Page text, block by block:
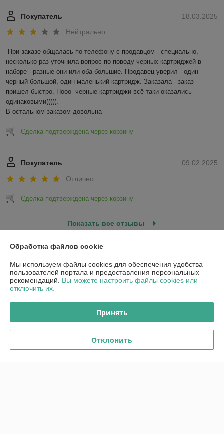
18.03.2025
Покупатель
Нейтрально
При заказе общалась по телефону с продавцом - специально,
несколько раз уточнила вопрос по поводу черных картриджей в
наборе - разные они или оба большие. Продавец уверил - один
черный большой, один маленький картридж. Заказала - заказ
пришел быстро. Нооо- черные картриджи всё-таки оказались
одинаковыми(((((.
В остальном заказом довольна
Сделка подтверждена через корзину
09.02.2025
Покупатель
Отлично
Сделка подтверждена через корзину
Показать все отзывы
Контакты
Доставка и оплата
Полная версия сайта
Обработка файлов cookie
Мы используем файлы cookies для обеспечения удобства
пользователей портала и предоставления персональных
рекомендаций. Вы можете настроить файлы cookies или
отключить их.
Принять
Отклонить